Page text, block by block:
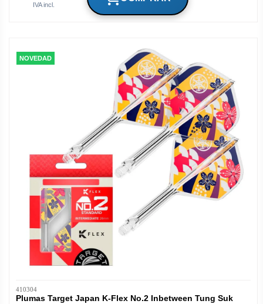
IVA incl.
NOVEDAD
410304
Plumas Target Japan K-Flex No.2 Inbetween Tung Suk